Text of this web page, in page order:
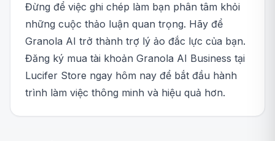
Đừng để việc ghi chép làm bạn phân tâm khỏi
những cuộc thảo luận quan trọng. Hãy để
Granola AI trở thành trợ lý ảo đắc lực của bạn.
Đăng ký mua tài khoản Granola AI Business tại
Lucifer Store ngay hôm nay để bắt đầu hành
trình làm việc thông minh và hiệu quả hơn.